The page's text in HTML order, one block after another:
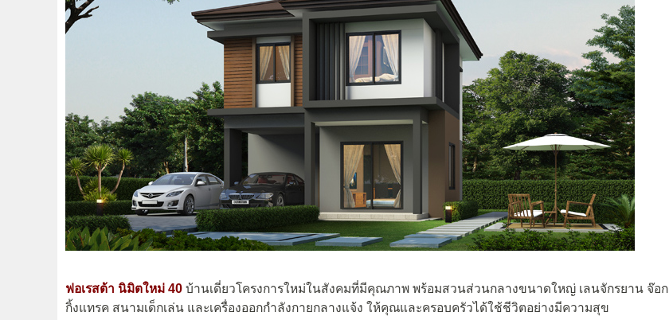
ฟอเรสต้า นิมิตใหม่ 40 บ้านเดี่ยวโครงการใหม่ในสังคมที่มีคุณภาพ พร้อมสวนส่วนกลางขนาดใหญ่ เลนจักรยาน จ๊อก
กิ้งแทรค สนามเด็กเล่น และเครื่องออกกำลังกายกลางแจ้ง ให้คุณและครอบครัวได้ใช้ชีวิตอย่างมีความสุข